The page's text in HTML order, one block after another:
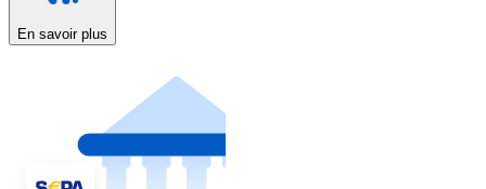
En savoir plus